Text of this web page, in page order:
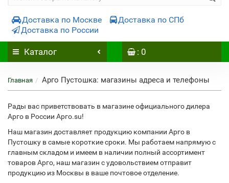
Доставка по Москве
Доставка по СПб
Доставка по России
Каталог : 0
Главная Арго Пустошка: магазины адреса и телефоны
Рады вас приветствовать в магазине официального дилера
Арго в России Арго.su!
Наш магазин доставляет продукцию компании Арго в
Пустошку в самые короткие сроки. Мы работаем напрямую с
главным складом и имеем в наличии полный ассортимент
товаров Арго, наш магазин с удовольствием отправит
продукцию из Москвы в ваше почтовое отделение.